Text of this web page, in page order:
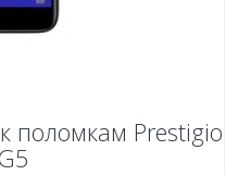
поломкам Prestigio